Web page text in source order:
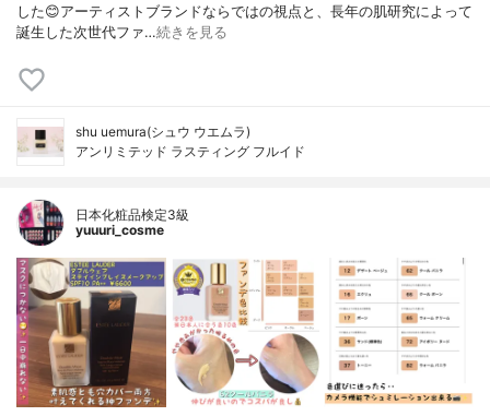
した😊アーティストブランドならではの視点と、長年の肌研究によって
誕生した次世代ファ…続きを見る
shu uemura(シュウ ウエムラ)
アンリミテッド ラスティング フルイド
日本化粧品検定3級
yuuuri_cosme